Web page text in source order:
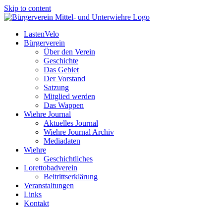
Skip to content
LastenVelo
Bürgerverein
Über den Verein
Geschichte
Das Gebiet
Der Vorstand
Satzung
Mitglied werden
Das Wappen
Wiehre Journal
Aktuelles Journal
Wiehre Journal Archiv
Mediadaten
Wiehre
Geschichtliches
Lorettobadverein
Beitrittserklärung
Veranstaltungen
Links
Kontakt